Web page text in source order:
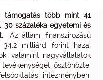
támogatás több mint 41
30 százaléka egyetemi és
Az állami finanszírozású
34,2 milliárd forint hazai
valamint nagyvállalatok
ösztönözte.
intézményben,